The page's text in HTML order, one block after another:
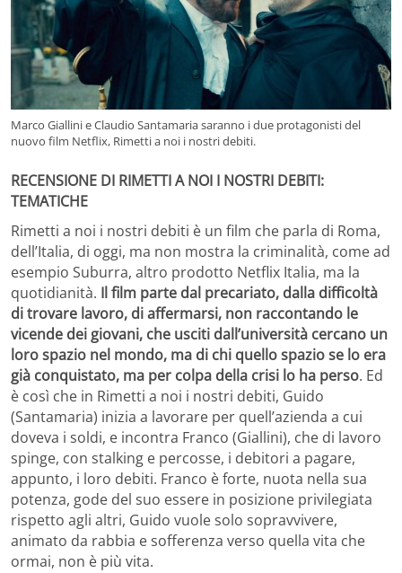
Marco Giallini e Claudio Santamaria saranno i due protagonisti del
nuovo film Netflix, Rimetti a noi i nostri debiti.
RECENSIONE DI RIMETTI A NOI I NOSTRI DEBITI:
TEMATICHE
Rimetti a noi i nostri debiti è un film che parla di Roma,
dell’Italia, di oggi, ma non mostra la criminalità, come ad
esempio Suburra, altro prodotto Netflix Italia, ma la
quotidianità. Il film parte dal precariato, dalla difficoltà
di trovare lavoro, di affermarsi, non raccontando le
vicende dei giovani, che usciti dall’università cercano un
loro spazio nel mondo, ma di chi quello spazio se lo era
già conquistato, ma per colpa della crisi lo ha perso. Ed
è così che in Rimetti a noi i nostri debiti, Guido
(Santamaria) inizia a lavorare per quell’azienda a cui
doveva i soldi, e incontra Franco (Giallini), che di lavoro
spinge, con stalking e percosse, i debitori a pagare,
appunto, i loro debiti. Franco è forte, nuota nella sua
potenza, gode del suo essere in posizione privilegiata
rispetto agli altri, Guido vuole solo sopravvivere,
animato da rabbia e sofferenza verso quella vita che
ormai, non è più vita.